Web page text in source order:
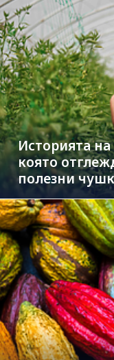
Историята
която
полезни